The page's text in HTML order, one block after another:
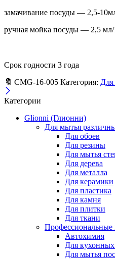
замачивание посуды — 2,5-
ручная мойка посуды —
Срок годности 3 года
🔖 CMG-16-005 Категория:
Категории
Glionni (Глионни)
Для мытья
Для обоев
Для резины
Для мытья
Для дерева
Для металла
Для керамики
Для пластика
Для камня
Для плитки
Для ткани
Профессиональные
Автохимия
Для
Для мытья